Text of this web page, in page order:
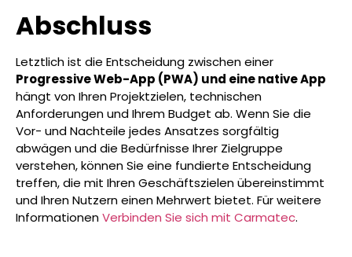
Abschluss
Letztlich ist die Entscheidung zwischen einer
Progressive Web-App (PWA) und eine native App
hängt von Ihren Projektzielen, technischen
Anforderungen und Ihrem Budget ab. Wenn Sie die
Vor- und Nachteile jedes Ansatzes sorgfältig
abwägen und die Bedürfnisse Ihrer Zielgruppe
verstehen, können Sie eine fundierte Entscheidung
treffen, die mit Ihren Geschäftszielen übereinstimmt
und Ihren Nutzern einen Mehrwert bietet. Für weitere
InformationenVerbinden Sie sich mit Carmatec.